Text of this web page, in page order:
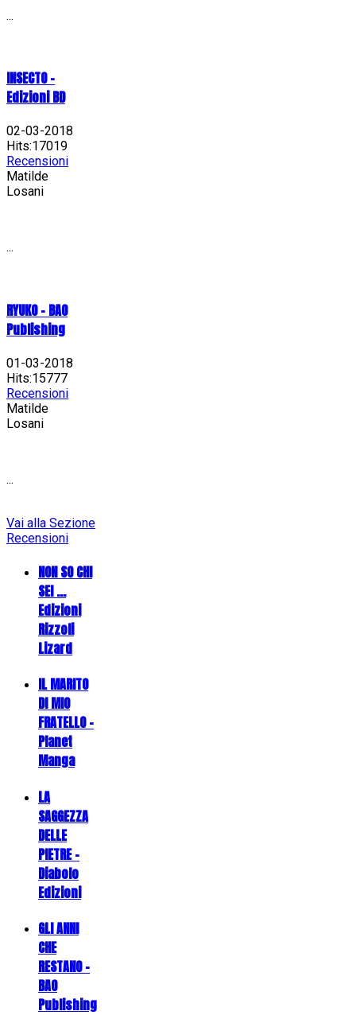
...
INSECTO -
Edizioni BD
02-03-2018
Hits:17019
Recensioni
Matilde
Losani
...
RYUKO - BAO
Publishing
01-03-2018
Hits:15777
Recensioni
Matilde
Losani
...
Vai alla Sezione
Recensioni
NON SO CHI
SEI ...
Edizioni
Rizzoli
Lizard
IL MARITO
DI MIO
FRATELLO -
Planet
Manga
LA
SAGGEZZA
DELLE
PIETRE -
Diabolo
Edizioni
GLI ANNI
CHE
RESTANO -
BAO
Publishing